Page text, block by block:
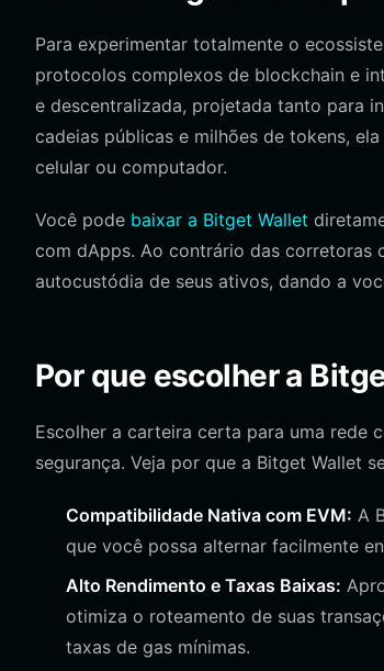
Para experimentar totalmente o
protocolos complexos de blockchain e
e descentralizada, projetada tanto para
cadeias públicas e milhões de tokens,
celular ou computador.
Você pode baixar a Bitget Wallet
com dApps. Ao contrário das corretoras
autocustódia de seus ativos, dando a
Por que escolher a
Escolher a carteira certa para uma rede
segurança. Veja por que a Bitget Wallet
Compatibilidade Nativa com EVM: A
que você possa alternar facilmente
Alto Rendimento e Taxas Baixas:
otimiza o roteamento de suas
taxas de gas mínimas.